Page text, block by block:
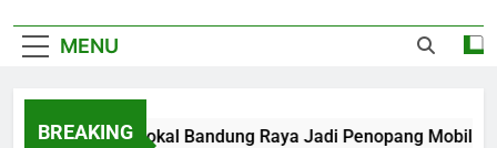
MENU
BREAKINGKA Lokal Bandung Raya Jadi Penopang